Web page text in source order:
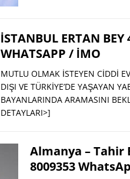
İSTANBUL ERTAN
WHATSAPP / İMO
MUTLU OLMAK İSTEYEN CİDDİ
DIŞI VE TÜRKİYE’DE YAŞAYAN
BAYANLARINDA ARAMASINI
DETAYLARI>]
Almanya – Tahir
8009353